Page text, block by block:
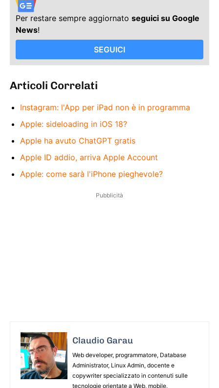
Per restare sempre aggiornato seguici su Google
News!
SEGUICI
Articoli Correlati
Instagram: l'App per iPad non è in programma
Apple: sideloading in iOS 18?
Apple ha avuto ChatGPT gratis
Apple ID addio, arriva Apple Account
Apple: come sarà l'iPhone pieghevole?
Pubblicità
Claudio Garau
Web developer, programmatore, Database
Administrator, Linux Admin, docente e
copywriter specializzato in contenuti sulle
tecnologie orientate a Web, mobile,